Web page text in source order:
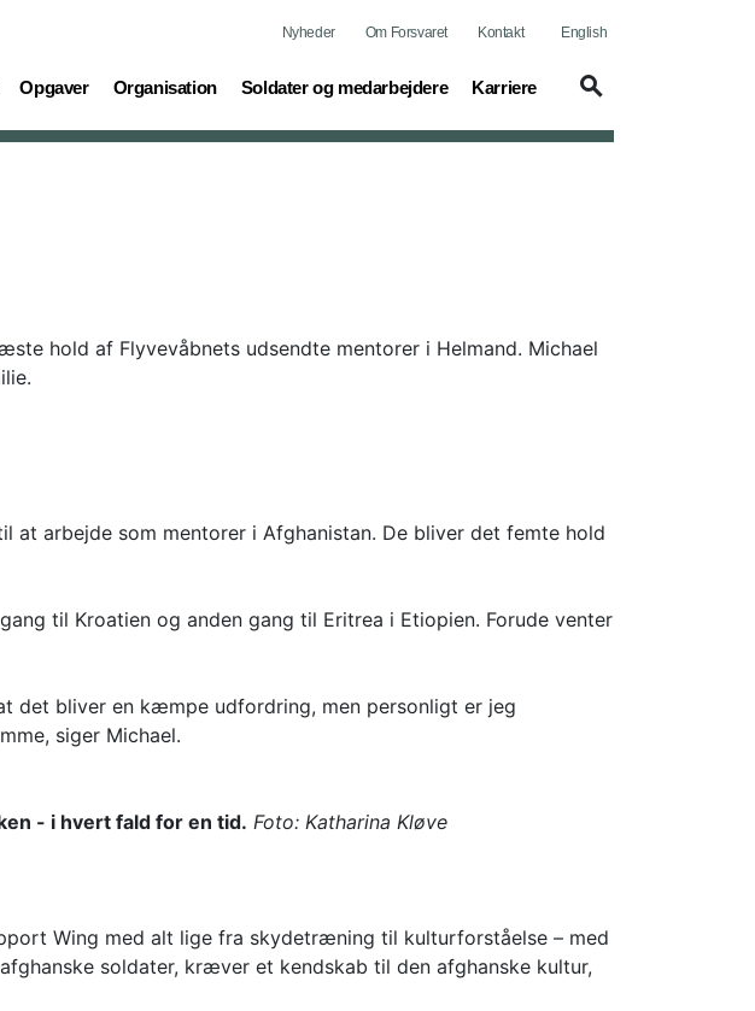
Nyheder Om Forsvaret Kontakt English
Opgaver
(current) Organisation
(current) Soldater og medarbejdere
(current) Karriere
(current)
hold af Flyvevåbnets udsendte mentorer i Helmand. Michael
arbejde som mentorer i Afghanistan. De bliver det femte hold
til Kroatien og anden gang til Eritrea i Etiopien. Forude venter
det bliver en kæmpe udfordring, men personligt er jeg
siger Michael.
- i hvert fald for en tid. Foto: Katharina Kløve
Wing med alt lige fra skydetræning til kulturforståelse – med
soldater, kræver et kendskab til den afghanske kultur,